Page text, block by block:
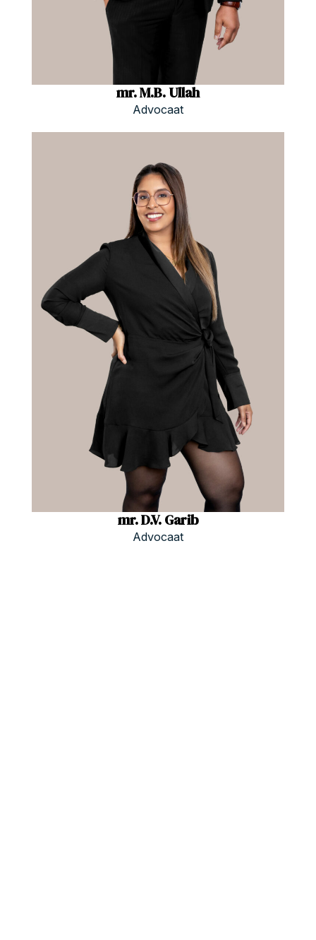
mr. M.B. Ullah
Advocaat
mr. D.V. Garib
Advocaat